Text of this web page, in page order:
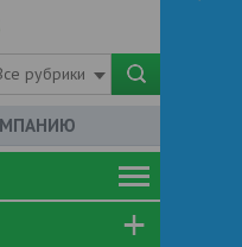
рубрики